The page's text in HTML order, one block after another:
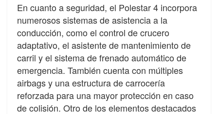
En cuanto a seguridad, el Polestar 4 incorpora
numerosos sistemas de asistencia a la
conducción, como el control de crucero
adaptativo, el asistente de mantenimiento de
carril y el sistema de frenado automático de
emergencia. También cuenta con múltiples
airbags y una estructura de carrocería
reforzada para una mayor protección en caso
de colisión. Otro de los elementos destacados